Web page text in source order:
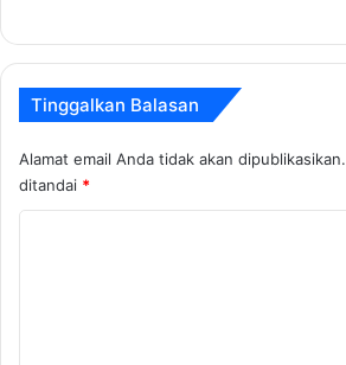
Tinggalkan Balasan
Alamat email Anda tidak akan dipublikasikan.
ditandai *